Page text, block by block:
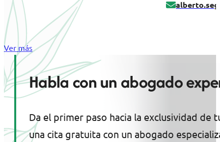
Ver más
Habla con un abogado
Da el primer paso hacia la exclusividad de
una cita gratuita con un abogado